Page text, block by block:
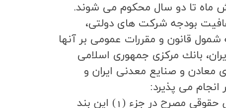
و ارتقاي شفافيت بودجه شركت هاي دولتي،
قانون و مقررات عمومي بر آنها
بانك مركزي جمهوري اسلامي
معادن و صنايع معدني ايران و
مي پذيرد:
مجامع عمومي مكلفند به همراه تصويب بودجه، برنامه و فعاليت شركت و يا ساير اشخاص حقوقي مصرح در جزء (1) اين بند